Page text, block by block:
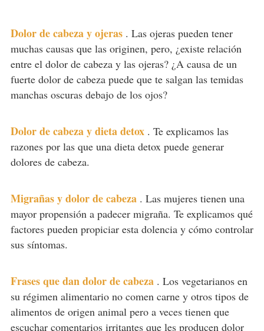
Dolor de cabeza y ojeras . Las ojeras pueden tener
muchas causas que las originen, pero, ¿existe relación
entre el dolor de cabeza y las ojeras? ¿A causa de un
fuerte dolor de cabeza puede que te salgan las temidas
manchas oscuras debajo de los ojos?
Dolor de cabeza y dieta detox . Te explicamos las
razones por las que una dieta detox puede generar
dolores de cabeza.
Migrañas y dolor de cabeza . Las mujeres tienen una
mayor propensión a padecer migraña. Te explicamos qué
factores pueden propiciar esta dolencia y cómo controlar
sus síntomas.
Frases que dan dolor de cabeza . Los vegetarianos en
su régimen alimentario no comen carne y otros tipos de
alimentos de origen animal pero a veces tienen que
escuchar comentarios irritantes que les producen dolor